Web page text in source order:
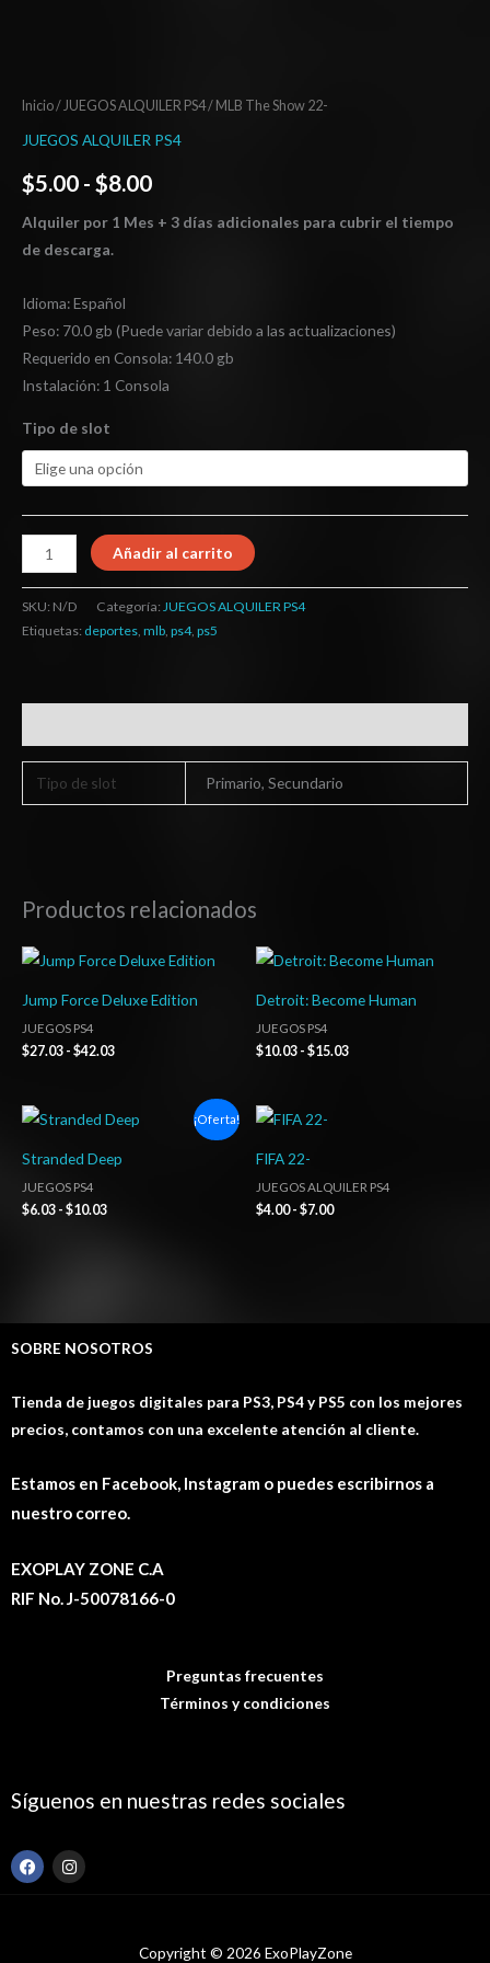
Inicio/JUEGOS ALQUILER PS4/ MLB The Show 22-
JUEGOS ALQUILER PS4
$5.00 - $8.00
Alquiler por 1 Mes + 3 días adicionales para cubrir el tiempo
de descarga.
Idioma: Español
Peso: 70.0 gb (Puede variar debido a las actualizaciones)
Requerido en Consola: 140.0 gb
Instalación: 1 Consola
Tipo de slot
Añadir al carrito
SKU: N/D Categoría: JUEGOS ALQUILER PS4
Etiquetas: deportes, mlb, ps4, ps5
Tipo de slot Primario, Secundario
Productos relacionados
Jump Force Deluxe Edition
JUEGOS PS4
$27.03 - $42.03
Rango
de
desde
$42.03
Detroit: Become Human
JUEGOS PS4
$10.03 - $15.03
Rango
de
desde
$15.03
¡Oferta!
Stranded Deep
JUEGOS PS4
$6.03 - $10.03
Rango
de
desde
$10.03
FIFA 22-
JUEGOS ALQUILER PS4
$4.00 - $7.00
$4.00
$7.00
SOBRE NOSOTROS
Tienda de juegos digitales para PS3, PS4 y PS5 con los mejores
precios, contamos con una excelente atención al cliente.
Estamos en Facebook, Instagram o puedes escribirnos a
nuestro correo.
EXOPLAY ZONE C.A
RIF No. J-50078166-0
Preguntas frecuentes
Términos y condiciones
Síguenos en nuestras redes sociales
F
a
c
I
n
s
Copyright © 2026 ExoPlayZone